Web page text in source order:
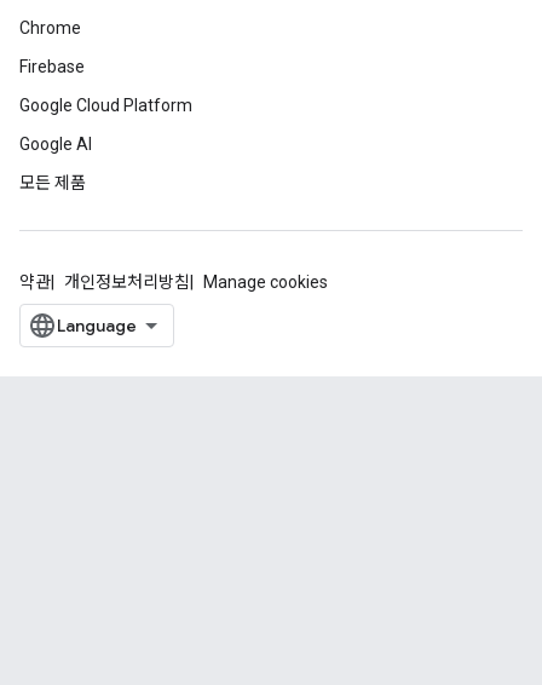
Chrome
Firebase
Google Cloud Platform
Google AI
모든 제품
약관 개인정보처리방침 Manage cookies